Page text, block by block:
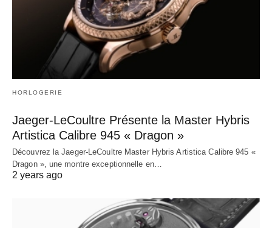
HORLOGERIE
Jaeger-LeCoultre Présente la Master Hybris
Artistica Calibre 945 « Dragon »
Découvrez la Jaeger-LeCoultre Master Hybris Artistica Calibre 945 «
Dragon », une montre exceptionnelle en…
2 years ago